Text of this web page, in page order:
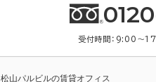
受付時間：9:00〜
松山パルビルの賃貸オフィス